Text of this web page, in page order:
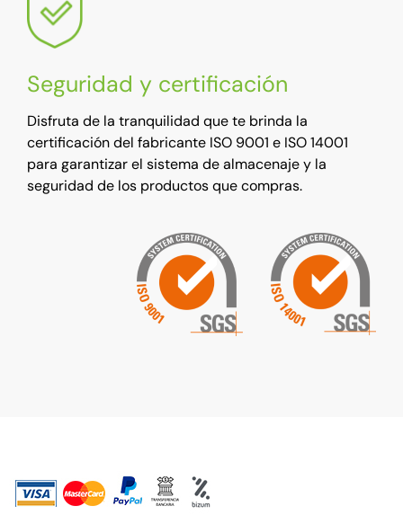
Seguridad y certificación
Disfruta de la tranquilidad que te brinda la
certificación del fabricante ISO 9001 e ISO 14001
para garantizar el sistema de almacenaje y la
seguridad de los productos que compras.